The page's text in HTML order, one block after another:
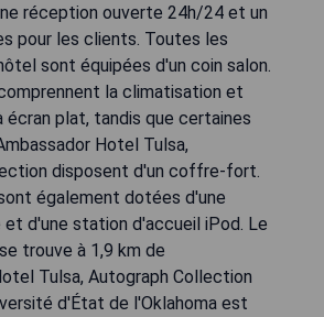
réception ouverte 24h/24 et un
pour les clients. Toutes les
sont équipées d'un coin salon.
la climatisation et
écran plat, tandis que certaines
Hotel Tulsa,
disposent d'un coffre-fort.
également dotées d'une
et d'une station d'accueil iPod. Le
trouve à 1,9 km de
Tulsa, Autograph Collection
d'État de l'Oklahoma est